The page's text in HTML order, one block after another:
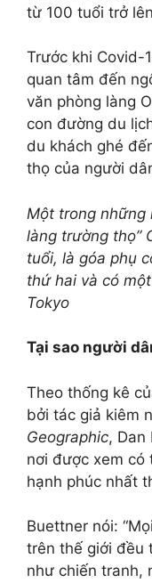
từ 100 tuổi trở
Trước khi Covid-
quan tâm đến
văn phòng làng
con đường du
du khách ghé
thọ của người
Một trong những
làng trường thọ”
tuổi, là góa phụ
thứ hai và có
Tokyo
Tại sao người
Theo thống kê
bởi tác giả kiêm
Geographic, Dan
nơi được xem có
hạnh phúc nhất
Buettner nói:
trên thế giới đều
như chiến tranh,